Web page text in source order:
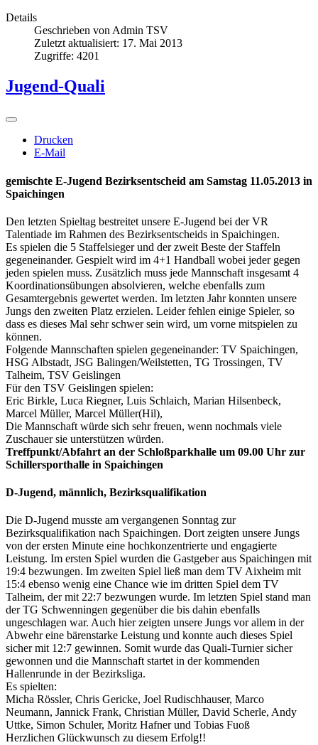
Details
Geschrieben von Admin TSV
Zuletzt aktualisiert: 17. Mai 2013
Zugriffe: 4201
Jugend-Quali
Drucken
E-Mail
gemischte E-Jugend Bezirksentscheid am Samstag 11.05.2013 in
Spaichingen
Den letzten Spieltag bestreitet unsere E-Jugend bei der VR
Talentiade im Rahmen des Bezirksentscheids in Spaichingen.
Es spielen die 5 Staffelsieger und der zweit Beste der Staffeln
gegeneinander. Gespielt wird im 4+1 Handball wobei jeder gegen
jeden spielen muss. Zusätzlich muss jede Mannschaft insgesamt 4
Koordinationsübungen absolvieren, welche ebenfalls zum
Gesamtergebnis gewertet werden. Im letzten Jahr konnten unsere
Jungs den zweiten Platz erzielen. Leider fehlen einige Spieler, so
dass es dieses Mal sehr schwer sein wird, um vorne mitspielen zu
können.
Folgende Mannschaften spielen gegeneinander: TV Spaichingen,
HSG Albstadt, JSG Balingen/Weilstetten, TG Trossingen, TV
Talheim, TSV Geislingen
Für den TSV Geislingen spielen:
Eric Birkle, Luca Riegner, Luis Schlaich, Marian Hilsenbeck,
Marcel Müller, Marcel Müller(Hil),
Die Mannschaft würde sich sehr freuen, wenn nochmals viele
Zuschauer sie unterstützen würden.
Treffpunkt/Abfahrt an der Schloßparkhalle um 09.00 Uhr zur
Schillersporthalle in Spaichingen
D-Jugend, männlich, Bezirksqualifikation
Die D-Jugend musste am vergangenen Sonntag zur
Bezirksqualifikation nach Spaichingen. Dort zeigten unsere Jungs
von der ersten Minute eine hochkonzentrierte und engagierte
Leistung. Im ersten Spiel wurden die Gastgeber aus Spaichingen mit
19:4 bezwungen. Im zweiten Spiel ließ man dem TV Aixheim mit
15:4 ebenso wenig eine Chance wie im dritten Spiel dem TV
Talheim, der mit 22:7 bezwungen wurde. Im letzten Spiel stand man
der TG Schwenningen gegenüber die bis dahin ebenfalls
ungeschlagen war. Auch hier zeigten unsere Jungs vor allem in der
Abwehr eine bärenstarke Leistung und konnte auch dieses Spiel
sicher mit 12:7 gewinnen. Somit wurde das Quali-Turnier sicher
gewonnen und die Mannschaft startet in der kommenden
Hallenrunde in der Bezirksliga.
Es spielten:
Micha Rössler, Chris Gericke, Joel Rudischhauser, Marco
Neumann, Jannick Frank, Christian Müller, David Scherle, Andy
Uttke, Simon Schuler, Moritz Hafner und Tobias Fuoß
Herzlichen Glückwunsch zu diesem Erfolg!!